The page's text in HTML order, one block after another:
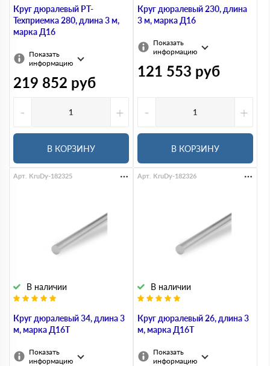
Круг дюралевый РТ-
Техприемка 280, длина 3 м,
марка Д16
Показать
информацию
219 852 руб
-
+
В КОРЗИНУ
Круг дюралевый 230, длина
3 м, марка Д16
Показать
информацию
121 553 руб
- +
В КОРЗИНУ
Круг дюралевый 34, длина 3
м, марка Д16Т
В наличии
Арт. KruDy-182325
Показать
информацию
Круг дюралевый 26, длина 3
м, марка Д16Т
В наличии
Арт. KruDy-182326
Показать
информацию